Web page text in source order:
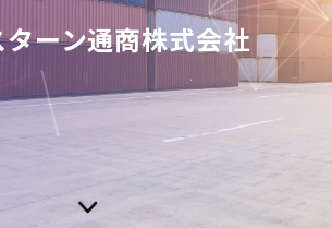
ーン通商株式会社